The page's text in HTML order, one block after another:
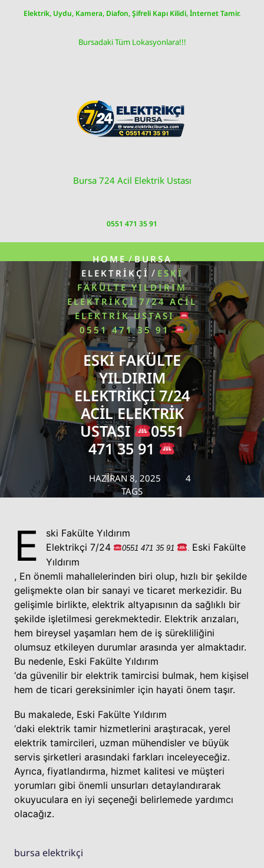
Elektrik, Uydu, Kamera, Diafon, Şifreli Kapı Kilidi, İnternet Tamir.
Bursadaki Tüm Lokasyonlara!!!
Bursa 724 Acil Elektrik Ustası
0551 471 35 91
HOME/BURSA
ELEKTRIKÇI / ESKI
FAKÜLTE YILDIRIM
ELEKTRIKÇI 7/24 ACIL
ELEKTRIK USTASI
0551 471 35 91
ESKI FAKÜLTE
YILDIRIM
ELEKTRIKÇI 7/24
ACIL ELEKTRIK
USTASI
0551
471 35 91
HAZIRAN 8, 2025
4
TAGS
E
ski Fakülte Yıldırım
Elektrikçi 7/24
0551 471 35 91
Eski Fakülte
Yıldırım
, En önemli mahallelerinden biri olup, hızlı bir şekilde
gelişmekte olan bir sanayi ve ticaret merkezidir. Bu
gelişimle birlikte, elektrik altyapısının da sağlıklı bir
şekilde işletilmesi gerekmektedir. Elektrik arızaları,
hem bireysel yaşamları hem de iş sürekliliğini
olumsuz etkileyen durumlar arasında yer almaktadır.
Bu nedenle, Eski Fakülte Yıldırım
‘da güvenilir bir elektrik tamircisi bulmak, hem kişisel
hem de ticari gereksinimler için hayati önem taşır.
Bu makalede, Eski Fakülte Yıldırım
‘daki elektrik tamir hizmetlerini araştıracak, yerel
elektrik tamircileri, uzman mühendisler ve büyük
servis şirketleri arasındaki farkları inceleyeceğiz.
Ayrıca, fiyatlandırma, hizmet kalitesi ve müşteri
yorumları gibi önemli unsurları detaylandırarak
okuyuculara en iyi seçeneği belirlemede yardımcı
olacağız.
bursa elektrikçi